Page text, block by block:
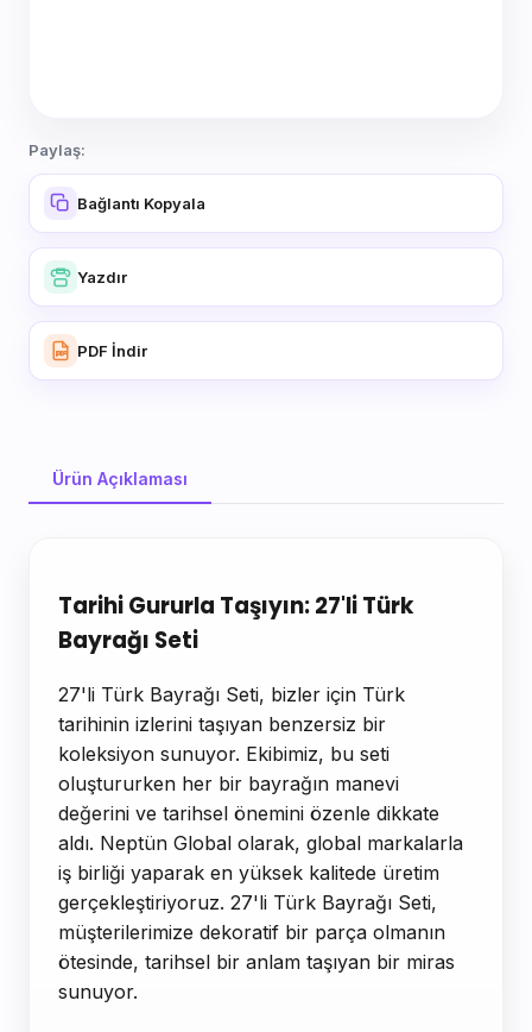
Paylaş:
Bağlantı Kopyala
Yazdır
PDF İndir
Ürün Açıklaması
Tarihi Gururla Taşıyın: 27'li Türk
Bayrağı Seti
27'li Türk Bayrağı Seti, bizler için Türk
tarihinin izlerini taşıyan benzersiz bir
koleksiyon sunuyor. Ekibimiz, bu seti
oluştururken her bir bayrağın manevi
değerini ve tarihsel önemini özenle dikkate
aldı. Neptün Global olarak, global markalarla
iş birliği yaparak en yüksek kalitede üretim
gerçekleştiriyoruz. 27'li Türk Bayrağı Seti,
müşterilerimize dekoratif bir parça olmanın
ötesinde, tarihsel bir anlam taşıyan bir miras
sunuyor.